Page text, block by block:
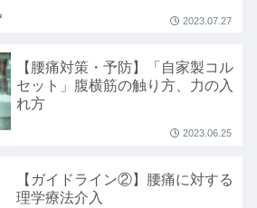
2023.07.27
【腰痛対策・予防】「自家製コル
セット」腹横筋の触り方、力の入
れ方
2023.06.25
【ガイドライン②】腰痛に対する
理学療法介入